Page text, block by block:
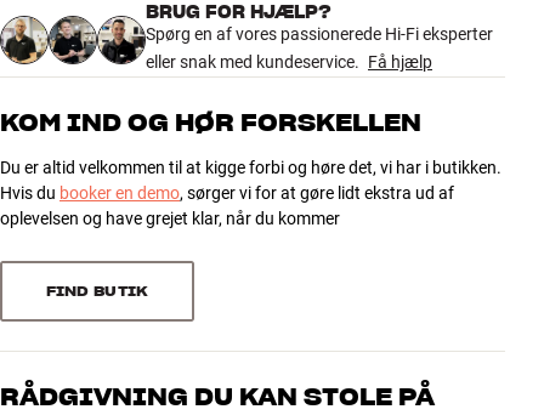
DIMENSIONER OG DESIGN
Farve
Sort
Vægt emballage (kg)
0,15
Mål (emballage)
10 x 4 x 21 cm (bredde x højde x
dybde)
Blister pakket
BRUG FOR HJÆLP?
Spørg en af vores passionerede Hi-Fi eksperter
eller snak med kundeservice. Få hjælp
KOM IND OG HØR FORSKELLEN
Du er altid velkommen til at kigge forbi og høre det, vi har i butikken.
Hvis du booker en demo, sørger vi for at gøre lidt ekstra ud af
oplevelsen og have grejet klar, når du kommer
FIND BUTIK
RÅDGIVNING DU KAN STOLE PÅ